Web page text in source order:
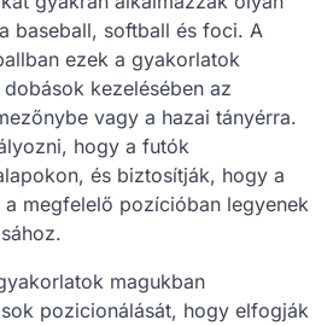
baseball, softball és foci. A
ezek a gyakorlatok
kezelésében az
vagy a hazai tányérra.
hogy a futók
és biztosítják, hogy a
megfelelő pozícióban legyenek
magukban
pozicionálását, hogy elfogják